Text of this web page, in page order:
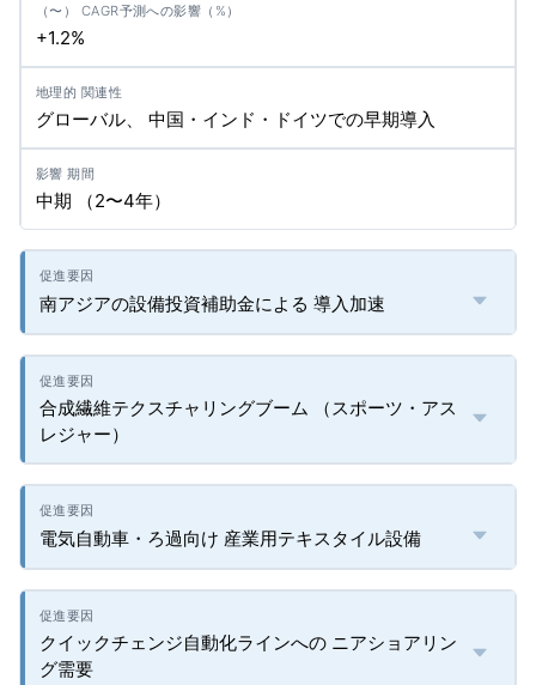
+1.2%
グローバル、 中国・インド・ドイツでの早期導入
中期 （2〜4年）
南アジアの設備投資補助金による 導入加速
合成繊維テクスチャリングブーム （スポーツ・アス
レジャー）
電気自動車・ろ過向け 産業用テキスタイル設備
クイックチェンジ自動化ラインへの ニアショアリン
グ需要